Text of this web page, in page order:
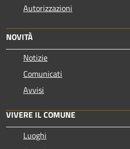
Autorizzazioni
NOVITÀ
Notizie
Comunicati
Avvisi
VIVERE IL COMUNE
Luoghi